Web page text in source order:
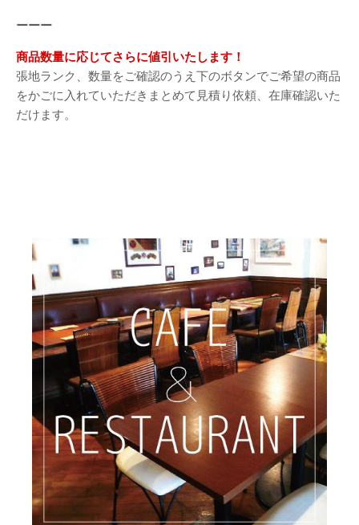
ーーー
商品数量に応じてさらに値引いたします！
張地ランク、数量をご確認のうえ下のボタンでご希望の商品
をかごに入れていただきまとめて見積り依頼、在庫確認いた
だけます。